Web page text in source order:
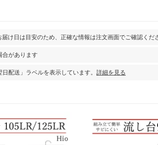
け日は目安のため、正確な情報は注文画面でご確認くだ
合があります
配送」ラベルを表示しています。 詳細を見る